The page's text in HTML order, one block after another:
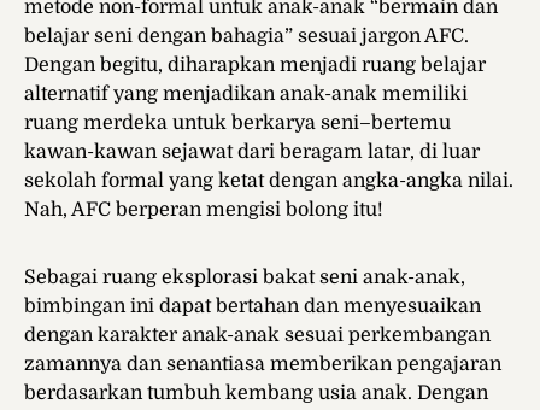
metode non-formal untuk anak-anak “bermain dan
belajar seni dengan bahagia” sesuai jargon AFC.
Dengan begitu, diharapkan menjadi ruang belajar
alternatif yang menjadikan anak-anak memiliki
ruang merdeka untuk berkarya seni–bertemu
kawan-kawan sejawat dari beragam latar, di luar
sekolah formal yang ketat dengan angka-angka nilai.
Nah, AFC berperan mengisi bolong itu!
Sebagai ruang eksplorasi bakat seni anak-anak,
bimbingan ini dapat bertahan dan menyesuaikan
dengan karakter anak-anak sesuai perkembangan
zamannya dan senantiasa memberikan pengajaran
berdasarkan tumbuh kembang usia anak. Dengan